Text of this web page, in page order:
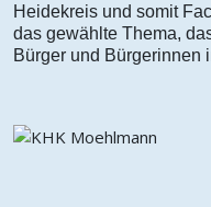
Heidekreis und somit
das gewählte Thema,
Bürger und Bürgerinnen